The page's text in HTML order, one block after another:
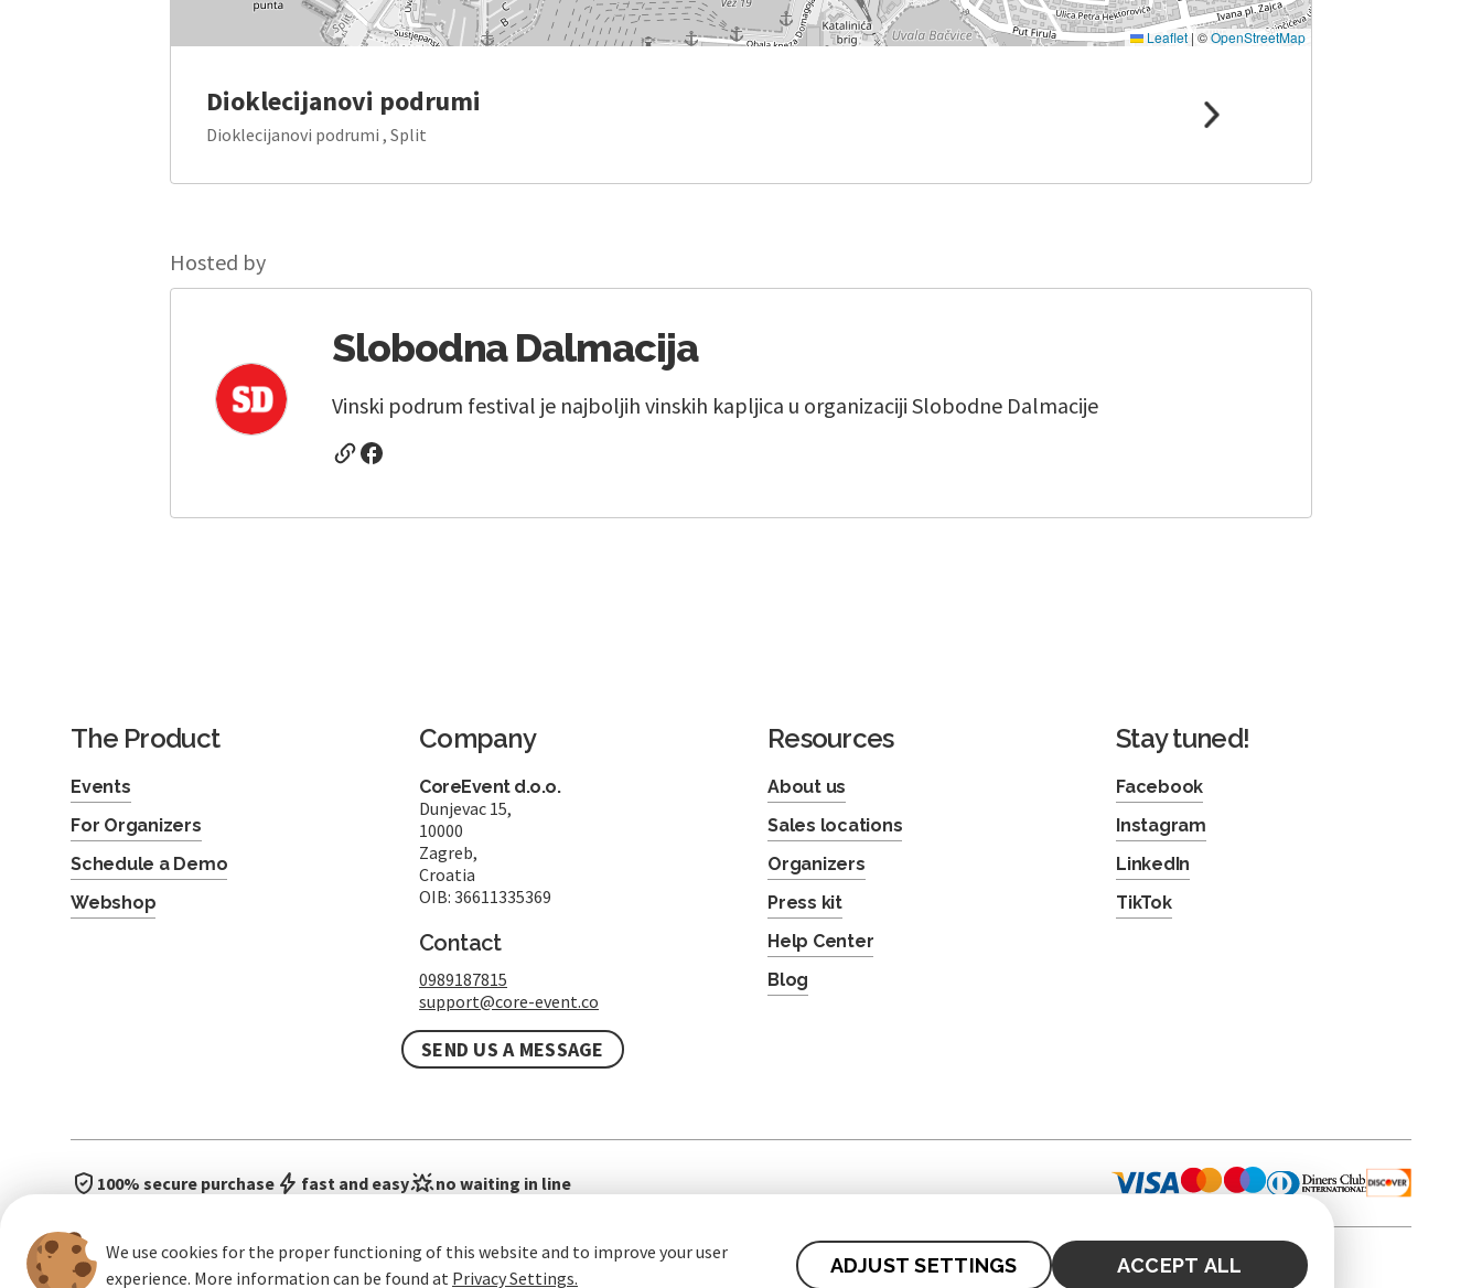
Leaflet | ©OpenStreetMap
Dioklecijanovi podrumi
Dioklecijanovi podrumi , Split
Hosted by
Slobodna Dalmacija
Vinski podrum festival je najboljih vinskih kapljica u organizaciji Slobodne Dalmacije
We use cookies for the proper functioning of this website and to improve your user
experience. More information can be found at Privacy Settings.
ADJUST SETTINGS ACCEPT ALL
The Product
Events
For Organizers
Schedule a Demo
Webshop
Company
CoreEvent d.o.o.
Dunjevac 15,
10000
Zagreb,
Croatia
OIB: 36611335369
Contact
0989187815
support@core-event.co
SEND US A MESSAGE
Resources
About us
Sales locations
Organizers
Press kit
Help Center
Blog
Stay tuned!
Facebook
Instagram
LinkedIn
TikTok
100% secure purchase fast and easy no waiting in line